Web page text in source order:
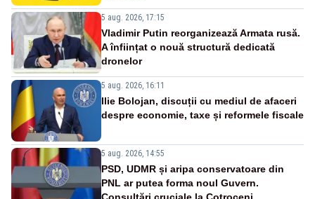
5 aug. 2026, 17:15
Vladimir Putin reorganizează Armata rusă.
A înființat o nouă structură dedicată
dronelor
5 aug. 2026, 16:11
Ilie Bolojan, discuții cu mediul de afaceri
despre economie, taxe și reformele fiscale
5 aug. 2026, 14:55
PSD, UDMR și aripa conservatoare din
PNL ar putea forma noul Guvern.